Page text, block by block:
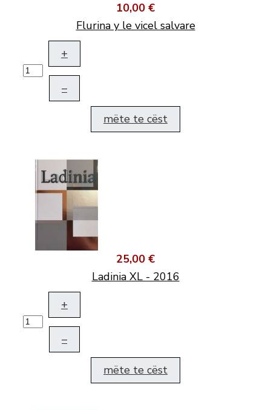
10,00 €
Flurina y le vicel salvare
+
–
mëte te cëst
25,00 €
Ladinia XL - 2016
+
–
mëte te cëst